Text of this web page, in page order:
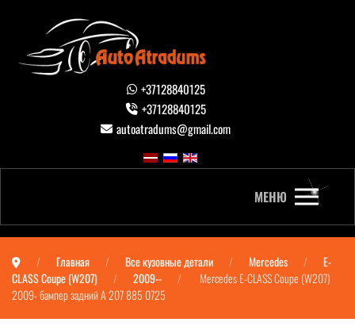
+37128840125
+37128840125
autoatradums@gmail.com
МЕНЮ
Главная Все кузовные детали Mercedes
E-
CLASS Coupe (W207)
2009--
Mercedes E-CLASS Coupe (W207)
2009- бампер задний A 207 885 0725